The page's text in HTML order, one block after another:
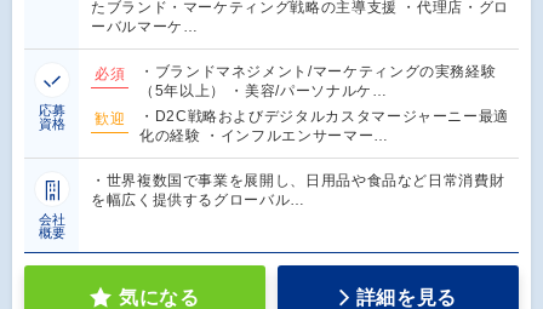
たブランド・マーケティング戦略の主導支援 ・代理店・グロ
ーバルマーケ…
応募
資格
必須
・ブランドマネジメント/マーケティングの実務経験
（5年以上） ・美容/パーソナルケ…
歓迎
・D2C戦略およびデジタルカスタマージャーニー最適
化の経験 ・インフルエンサーマー…
会社
概要
・世界複数国で事業を展開し、日用品や食品など日常消費財
を幅広く提供するグローバル…
気になる 詳細を見る